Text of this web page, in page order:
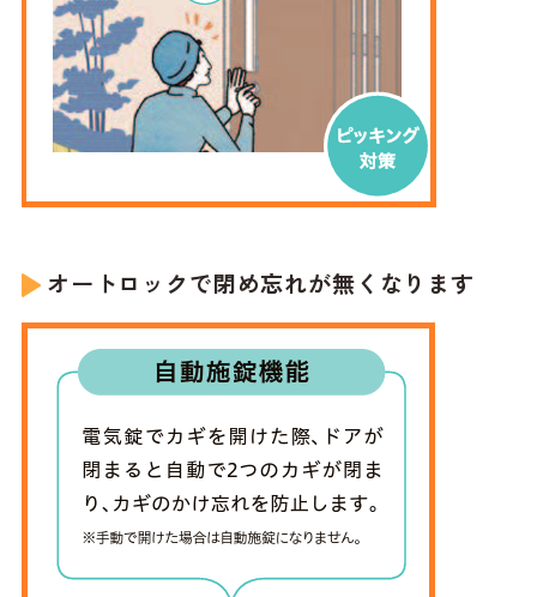
オートロックで閉め忘れが無くなります